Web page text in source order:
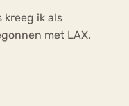
kreeg ik als
met LAX.